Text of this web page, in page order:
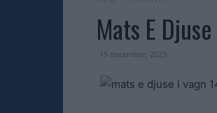
Mats E
15 december, 2023